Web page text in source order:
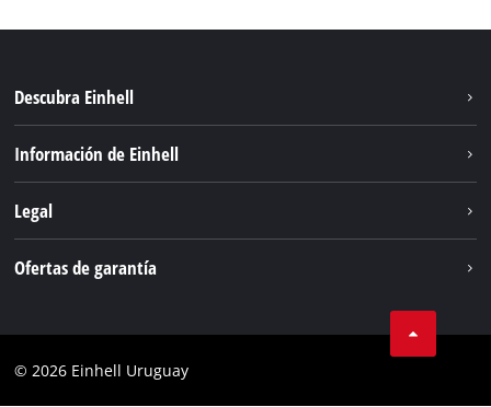
Descubra Einhell
Servicio
Información de Einhell
Legal
Cumplimiento
Ofertas de garantía
Garantía PurePower Brushless
© 2026 Einhell Uruguay